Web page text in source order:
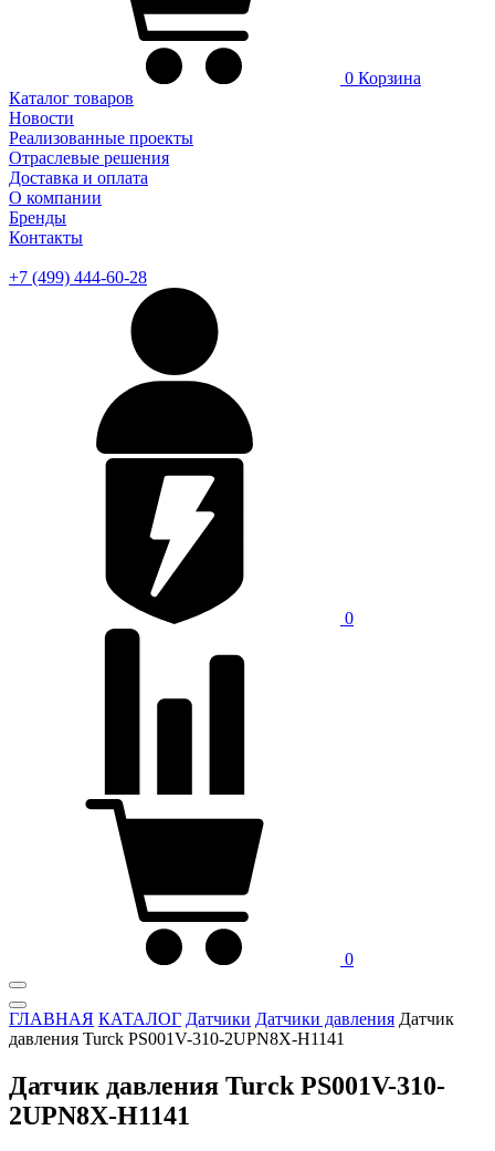
0 Корзина
Каталог товаров
Новости
Реализованные проекты
Отраслевые решения
Доставка и оплата
О компании
Бренды
Контакты
+7 (499) 444-60-28
0
0
ГЛАВНАЯ КАТАЛОГ Датчики Датчики давления Датчик
давления Turck PS001V-310-2UPN8X-H1141
Датчик давления Turck PS001V-310-
2UPN8X-H1141